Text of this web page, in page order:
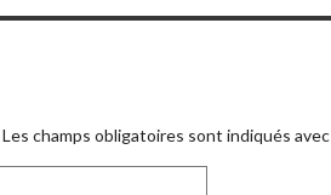
Les champs obligatoires sont indiqués avec